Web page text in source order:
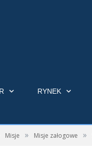
RYNEK
Misje » Misje załogowe »